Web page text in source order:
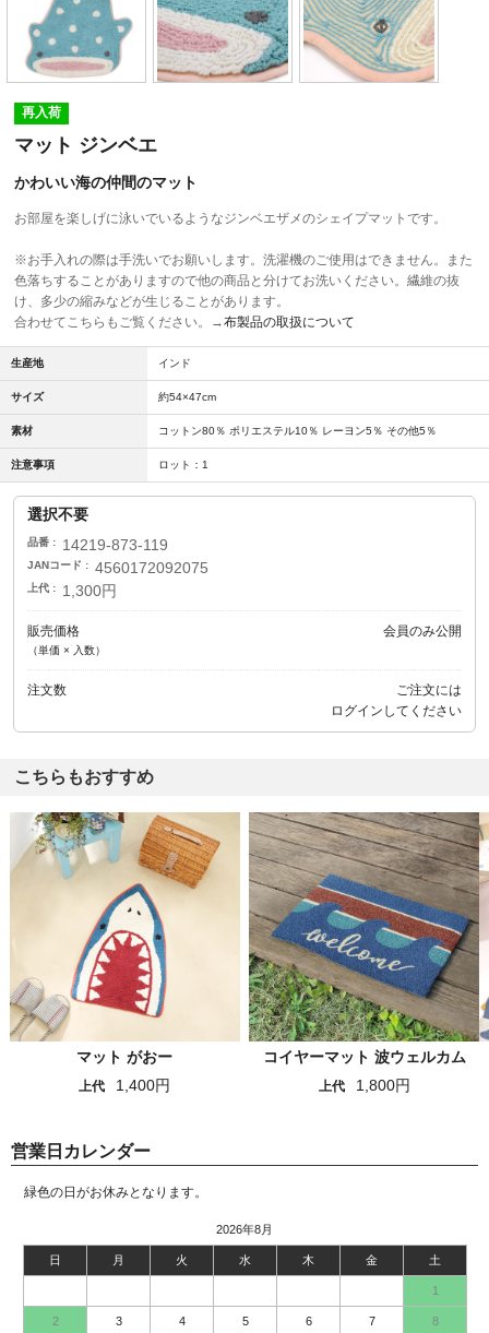
再入荷
マット ジンベエ
かわいい海の仲間のマット
お部屋を楽しげに泳いでいるようなジンベエザメのシェイプマットです。
※お手入れの際は手洗いでお願いします。洗濯機のご使用はできません。また
色落ちすることがありますので他の商品と分けてお洗いください。繊維の抜
け、多少の縮みなどが生じることがあります。
合わせてこちらもご覧ください。→布製品の取扱について
生産地 インド
サイズ 約54×47cm
素材 コットン80％ ポリエステル10％ レーヨン5％ その他5％
注意事項 ロット：1
選択不要
品番 14219-873-119
JANコード 4560172092075
上代 1,300円
販売価格
（単価 × 入数）
会員のみ公開
注文数
ご注文には
ログイン してください
こちらもおすすめ
マット がおー
上代 1,400円
コイヤーマット 波ウェルカム
上代 1,800円
営業日カレンダー
緑色の日がお休みとなります。
2026年8月
日 月 火 水 木 金 土
1
2 3 4 5 6 7 8